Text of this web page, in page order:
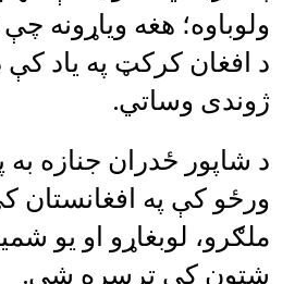
ولوباوه؛ هغه ویاړونه
د افغان کرکټ په یاد کې
ژوندی وساتي.
د شاپور ځدران جنازه به
ورځو کې په افغانستان
ملګرو، لوبغاړو او یو
شتون کې ترسره شي.